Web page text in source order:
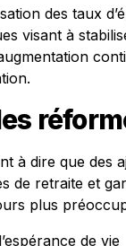
des taux
visant à
à dire que des
de retraite et
plus
de vie